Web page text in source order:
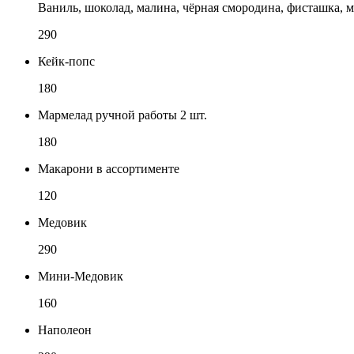
Ваниль, шоколад, малина, чёрная смородина, фисташка,
290
Кейк-попс
180
Мармелад ручной работы 2 шт.
180
Макарони в ассортименте
120
Медовик
290
Мини-Медовик
160
Наполеон